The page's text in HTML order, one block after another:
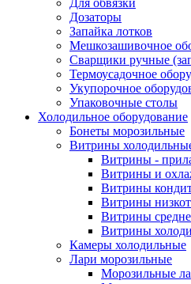
Для обвязки
Дозаторы
Запайка лотков
Мешкозашивочное
Сварщики ручные
Термоусадочное
Укупорочное
Упаковочные столы
Холодильное оборудование
Бонеты морозильные
Витрины
Витрины -
Витрины и
Витрины
Витрины
Витрины
Витрины
Камеры холодильные
Лари морозильные
Морозильные